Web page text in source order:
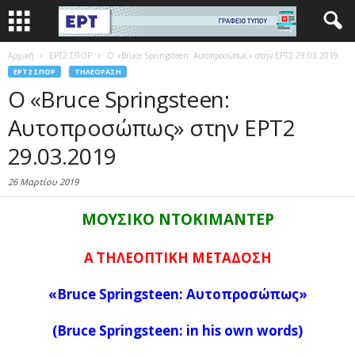
Αρχική EΡΤ2 ΣΠΟΡ Ο «Bruce Springsteen: Αυτοπροσώπως» στην ΕΡΤ2 29.03.2019
EΡΤ2 ΣΠΟΡ ΤΗΛΕΌΡΑΣΗ
Ο «Bruce Springsteen:
Αυτοπροσώπως» στην ΕΡΤ2
29.03.2019
26 Μαρτίου 2019
ΜΟΥΣΙΚΟ ΝΤΟΚΙΜΑΝΤΕΡ
Α΄ΤΗΛΕΟΠΤΙΚΗ ΜΕΤΑΔΟΣΗ
«Bruce Springsteen: Αυτοπροσώπως»
(Bruce Springsteen: in his own words)